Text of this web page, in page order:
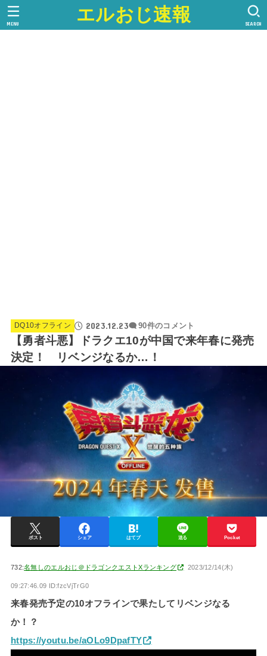
エルおじ速報 SEARCH
MENU
DQ10オフライン 2023.12.23 90件のコメント
【勇者斗悪】ドラクエ10が中国で来年春に発売
決定！ リベンジなるか…！
ポスト シェア はてブ 送る Pocket
732:名無しのエルおじ＠ドラゴンクエストXランキング 2023/12/14(木)
09:27:46.09 ID:fzcVjTrG0
来春発売予定の10オフラインで果たしてリベンジなる
か！？
https://youtu.be/aOLo9DpafTY